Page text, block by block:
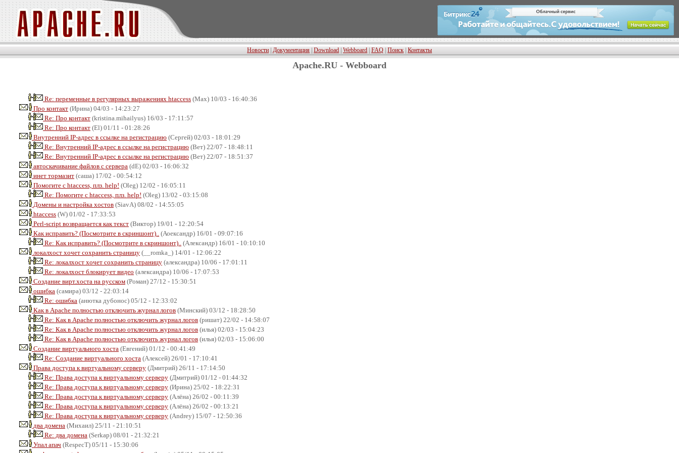
Новости Документация Download Webboard FAQ Поиск Контакты
Apache.RU - Webboard
Re: переменные в регулярных выражениях htaccess (Max) 10/03 - 16:40:36
Про контакт (Ирина) 04/03 - 14:23:27
Re: Про контакт (kristina.mihailyus) 16/03 - 17:11:57
Re: Про контакт (El) 01/11 - 01:28:26
Внутренний IP-адрес в ссылке на регистрацию (Сергей) 02/03 - 18:01:29
Re: Внутренний IP-адрес в ссылке на регистрацию (Вет) 22/07 - 18:48:11
Re: Внутренний IP-адрес в ссылке на регистрацию (Вет) 22/07 - 18:51:37
автоскачивание файлов с сервера (dE) 02/03 - 16:06:32
инет тормазит (саша) 17/02 - 00:54:12
Помогите с htaccess, плз. help! (Oleg) 12/02 - 16:05:11
Re: Помогите с htaccess, плз. help! (Oleg) 13/02 - 03:15:08
Домены и настройка хостов (SiavA) 08/02 - 14:55:05
htaccess (W) 01/02 - 17:33:53
Perl-script возвращается как текст (Виктор) 19/01 - 12:20:54
Как исправить? (Посмотрите в скриншонт).. (Аоександр) 16/01 - 09:07:16
Re: Как исправить? (Посмотрите в скриншонт).. (Александр) 16/01 - 10:10:10
локалхост хочет сохранить страницу (__romka_) 14/01 - 12:06:22
Re: локалхост хочет сохранить страницу (александра) 10/06 - 17:01:11
Re: локалхост блокирует видео (александра) 10/06 - 17:07:53
Создание вирт.хоста на русском (Роман) 27/12 - 15:30:51
ошибка (самира) 03/12 - 22:03:14
Re: ошибка (анютка дубонос) 05/12 - 12:33:02
Как в Apache полностью отключить журнал логов (Минский) 03/12 - 18:28:50
Re: Как в Apache полностью отключить журнал логов (ришат) 22/02 - 14:58:07
Re: Как в Apache полностью отключить журнал логов (илья) 02/03 - 15:04:23
Re: Как в Apache полностью отключить журнал логов (илья) 02/03 - 15:06:00
Создание виртуального хоста (Евгений) 01/12 - 00:41:49
Re: Создание виртуального хоста (Алексей) 26/01 - 17:10:41
Права доступа к виртуальному серверу (Дмитрий) 26/11 - 17:14:50
Re: Права доступа к виртуальному серверу (Дмитрий) 01/12 - 01:44:32
Re: Права доступа к виртуальному серверу (Ирина) 25/02 - 18:22:31
Re: Права доступа к виртуальному серверу (Алёна) 26/02 - 00:11:39
Re: Права доступа к виртуальному серверу (Алёна) 26/02 - 00:13:21
Re: Права доступа к виртуальному серверу (Andrey) 15/07 - 12:50:36
два домена (Михаил) 25/11 - 21:10:51
Re: два домена (Serkap) 08/01 - 21:32:21
Упал апач (RespecT) 05/11 - 15:30:06